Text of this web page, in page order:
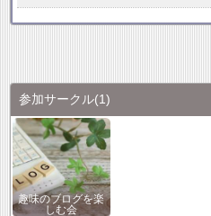
参加サークル(1)
趣味のブログを楽
しむ会